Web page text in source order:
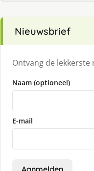
Nieuwsbrief
Ontvang de
Naam (optioneel)
E-mail